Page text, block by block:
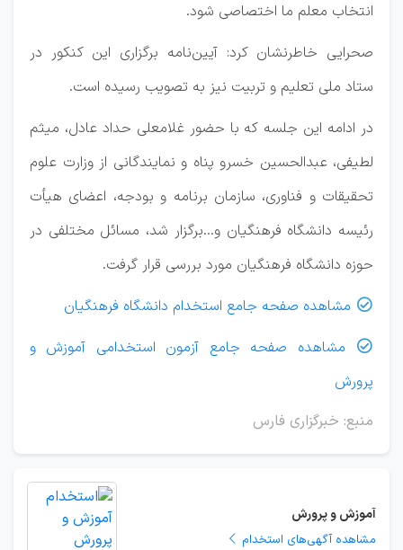
انتخاب معلم ما اختصاصی شود.
صحرایی خاطرنشان کرد: آیین‌نامه برگزاری این کنکور در
ستاد ملی تعلیم و تربیت نیز به تصویب رسیده است.
در ادامه این جلسه که با حضور غلامعلی حداد عادل، میثم
لطیفی، عبدالحسین خسرو پناه و نمایندگانی از وزارت علوم
تحقیقات و فناوری، سازمان برنامه‌ و بودجه، اعضای هیأت
رئیسه دانشگاه فرهنگیان و...برگزار شد، مسائل مختلفی در
حوزه دانشگاه فرهنگیان مورد بررسی قرار‌ گرفت.
 مشاهده صفحه جامع استخدام دانشگاه فرهنگیان

مشاهده صفحه جامع آزمون استخدامی آموزش و
پرورش
منبع: خبرگزاری فارس
آموزش و پرورش
مشاهده آگهی‌های استخدام